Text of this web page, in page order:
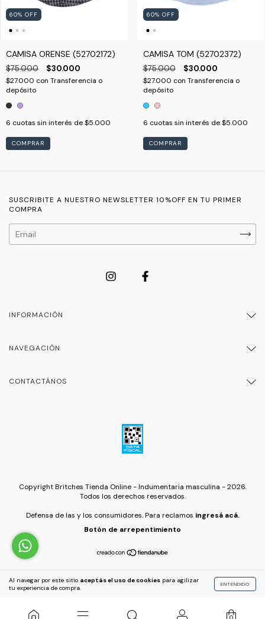
Al navegar por este sitio aceptás el uso de cookies para agilizar
tu experiencia de compra.
ENTENDIDO
0
60% OFF
CAMISA ORENSE (52702172)
$75.000 $30.000
$27.000 con Transferencia o
depósito
6 cuotas sin interés de$5.000
COMPRAR
60% OFF
CAMISA TOM (52702372)
$75.000 $30.000
$27.000 con Transferencia o
depósito
6 cuotas sin interés de$5.000
COMPRAR
SUSCRIBITE A NUESTRO NEWSLETTER 10%OFF EN TU PRIMER
COMPRA
INFORMACIÓN
NAVEGACIÓN
CONTACTÁNOS
Copyright Britches Tienda Online - Indumentaria masculina - 2026.
Todos los derechos reservados.
Defensa de las y los consumidores. Para reclamos ingresá acá.
Botón de arrepentimiento